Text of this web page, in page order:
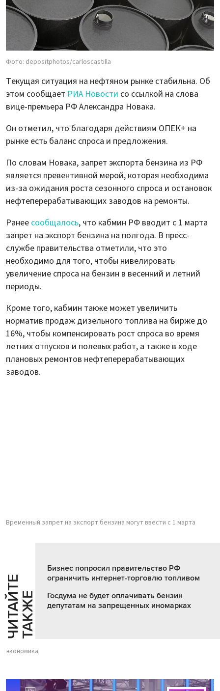
Фото: depositphotos/carloscastilla
Текущая ситуация на нефтяном рынке стабильна. Об
этом сообщает РИА Новости со ссылкой на слова
вице-премьера РФ Александра Новака.
Он отметил, что благодаря действиям ОПЕК+ на
рынке есть баланс спроса и предложения.
По словам Новака, запрет экспорта бензина из РФ
является превентивной мерой, которая необходима
из-за ожидания роста сезонного спроса и остановок
нефтеперерабатывающих заводов на ремонты.
Ранее сообщалось, что кабмин РФ вводит с 1 марта
запрет на экспорт бензина на полгода. В пресс-
службе правительства отметили, что это
необходимо для того, чтобы нивелировать
увеличение спроса на бензин в весенний и летний
периоды.
Кроме того, кабмин также может увеличить
норматив продаж дизельного топлива на бирже до
16%, чтобы компенсировать рост спроса во время
летних отпусков и полевых работ, а также в ходе
плановых ремонтов нефтеперерабатывающих
заводов.
Временный запрет на экспорт бензина могут ввести с 1 марта
Ч
И
Т
АЙ
Т
Е
Т
А
К
ЖЕ
Бизнес попросил правительство РФ
ограничить интернет-торговлю топливом
Госдума не будет оплачивать бензин
депутатам на запрещенных иномарках
экономика